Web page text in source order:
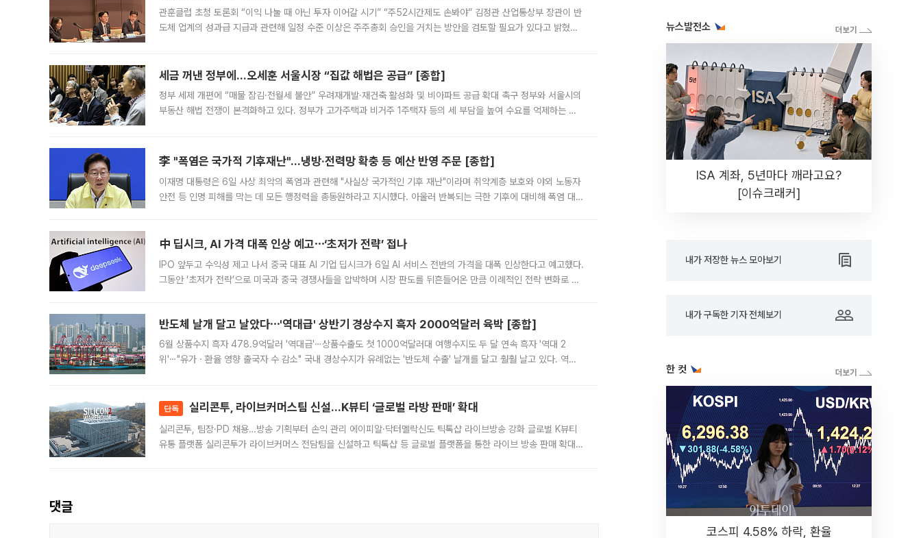
관훈클럽 초청 토론회 “이익 나눌 때 아닌 투자 이어갈 시기” “주52시간제도 손봐야” 김정관 산업통상부 장관이 반
도체 업계의 성과급 지급과 관련해 일정 수준 이상은 주주총회 승인을 거치는 방안을 검토할 필요가 있다고 밝혔다.
세금 꺼낸 정부에…오세훈 서울시장 “집값 해법은 공급” [종합]
정부 세제 개편에 “매물 잠김·전월세 불안” 우려재개발·재건축 활성화 및 비아파트 공급 확대 촉구 정부와 서울시의
부동산 해법 전쟁이 본격화하고 있다. 정부가 고가주택과 비거주 1주택자 등의 세 부담을 높여 수요를 억제하는 카
李 "폭염은 국가적 기후재난"…냉방·전력망 확충 등 예산 반영 주문 [종합]
이재명 대통령은 6일 사상 최악의 폭염과 관련해 "사실상 국가적인 기후 재난"이라며 취약계층 보호와 야외 노동자
안전 등 인명 피해를 막는 데 모든 행정력을 총동원하라고 지시했다. 아울러 반복되는 극한 기후에 대비해 폭염 대응
中 딥시크, AI 가격 대폭 인상 예고⋯‘초저가 전략’ 접나
IPO 앞두고 수익성 제고 나서 중국 대표 AI 기업 딥시크가 6일 AI 서비스 전반의 가격을 대폭 인상한다고 예고했다.
그동안 ‘초저가 전략’으로 미국과 중국 경쟁사들을 압박하며 시장 판도를 뒤흔들어온 만큼 이례적인 전략 변화로 평
반도체 날개 달고 날았다⋯'역대급' 상반기 경상수지 흑자 2000억달러 육박 [종합]
6월 상품수지 흑자 478.9억달러 '역대급'⋯상품수출도 첫 1000억달러대 여행수지도 두 달 연속 흑자 '역대 2
위'⋯"유가ㆍ환율 영향 출국자 수 감소" 국내 경상수지가 유례없는 '반도체 수출' 날개를 달고 훨훨 날고 있다. 역대
단독 실리콘투, 라이브커머스팀 신설…K뷰티 ‘글로벌 라방 판매’ 확대
실리콘투, 팀장·PD 채용…방송 기획부터 손익 관리 에이피알·닥터멜락신도 틱톡샵 라이브방송 강화 글로벌 K뷰티
유통 플랫폼 실리콘투가 라이브커머스 전담팀을 신설하고 틱톡샵 등 글로벌 플랫폼을 통한 라이브 방송 판매 확대에
댓글
뉴스발전소
ISA 계좌, 5년마다 깨라고요?
[이슈크래커]
내가 저장한 뉴스 모아보기
내가 구독한 기자 전체보기
한 컷
코스피 4.58% 하락, 환율